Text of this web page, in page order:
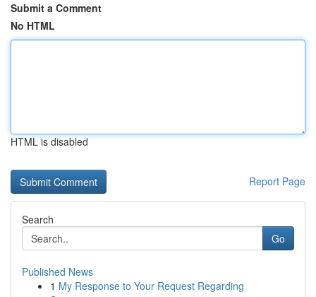
Submit a Comment
No HTML
HTML is disabled
Report Page
Search
Go
Published News
1 My Response to Your Request Regarding